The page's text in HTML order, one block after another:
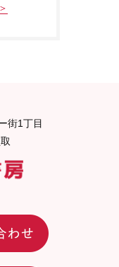
街1丁目